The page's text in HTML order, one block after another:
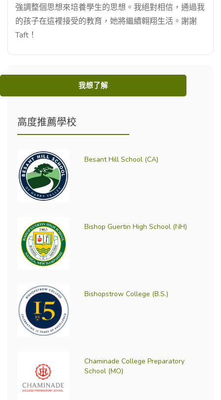
強調整個思想來培養學生的思想。我絕對相信，通過我
的孩子在這裡接受的教育，她將繼續翱翔生活。謝謝
Taft！
我想了解
高度推薦學校
Besant Hill School (CA)
Bishop Guertin High School (NH)
Bishopstrow College (B.S.)
Chaminade College Preparatory
School (MO)